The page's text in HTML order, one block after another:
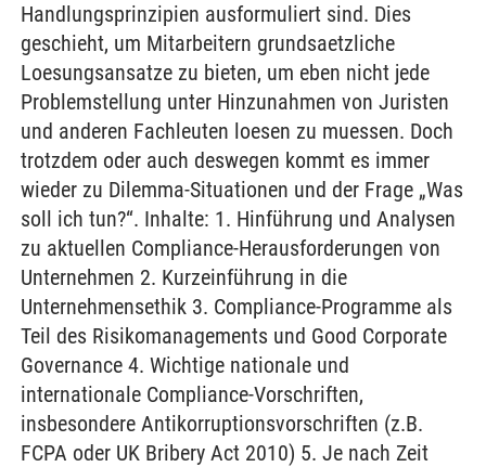
Handlungsprinzipien ausformuliert sind. Dies
geschieht, um Mitarbeitern grundsaetzliche
Loesungsansatze zu bieten, um eben nicht jede
Problemstellung unter Hinzunahmen von Juristen
und anderen Fachleuten loesen zu muessen. Doch
trotzdem oder auch deswegen kommt es immer
wieder zu Dilemma-Situationen und der Frage „Was
soll ich tun?“. Inhalte: 1. Hinführung und Analysen
zu aktuellen Compliance-Herausforderungen von
Unternehmen 2. Kurzeinführung in die
Unternehmensethik 3. Compliance-Programme als
Teil des Risikomanagements und Good Corporate
Governance 4. Wichtige nationale und
internationale Compliance-Vorschriften,
insbesondere Antikorruptionsvorschriften (z.B.
FCPA oder UK Bribery Act 2010) 5. Je nach Zeit